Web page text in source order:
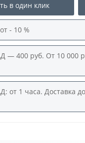
в один клик
- 10 %
— 400 руб. От 10 000
от 1 часа. Доставка